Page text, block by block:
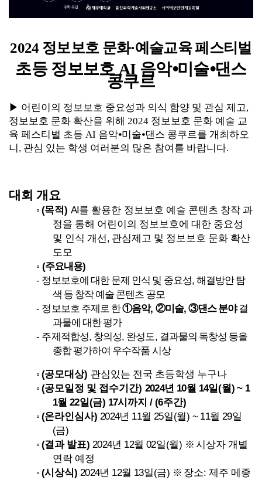
2024 정보보호 문화·예술교육 페스티벌
초등 정보보호AI 음악⦁미술⦁댄스
콩쿠르
▶ 어린이의 정보보호 중요성과 의식 함양 및 관심 제고,
정보보호 문화 확산을 위해 2024 정보보호 문화 예술 교
육 페스티벌 초등 AI 음악⦁미술⦁댄스 콩쿠르를 개최하오
니 , 관심 있는 학생 여러분의 많은 참여를 바랍니다.
대회 개요
◦ (목적) AI를 활용한 정보보호 예술 콘텐츠 창작 과
정을 통해 어린이의 정보보호에 대한 중요성
및 인식 개선 , 관심제고 및 정보보호 문화 확산
도모
◦ (주요내용)
- 정보보호에 대한 문제 인식 및 중요성, 해결방안 탐
색 등 창작 예술 콘텐츠 공모
- 정보보호 주제로 한①음악, ②미술, ③댄스 분야결
과물에 대한 평가
- 주제적합성, 창의성, 완성도, 결과물의 독창성 등을
종합 평가하여 우수작품 시상
◦ (공모대상) 관심있는 전국 초등학생 누구나
◦ (공모일정 및 접수기간) 2024년 10월 14일(월) ~ 1
1월 22일(금) 17시까지/ (6주간)
◦ (온라인심사) 2024년 11월 25일(월) ~ 11월 29일
(금)
◦ (결과 발표) 2024년 12월02일(월) ※시상자 개별
연락 예정
◦ (시상식) 2024년 12월 13일(금) ※ 장소:제주 메종